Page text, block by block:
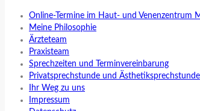
Online-Termine im Haut- und Venenzentrum
Meine Philosophie
Ärzteteam
Praxisteam
Sprechzeiten und Terminvereinbarung
Privatsprechstunde und Ästhetiksprechstunde
Ihr Weg zu uns
Impressum